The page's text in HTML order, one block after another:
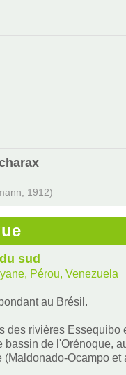
1912)
sud
Pérou, Venezuela
au Brésil.
des rivières
bassin de l'Orénoque,
Ocampo